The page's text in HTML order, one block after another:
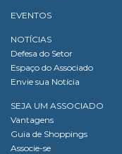
EVENTOS
NOTÍCIAS
Defesa do Setor
Espaço do Associado
Envie sua Notícia
SEJA UM ASSOCIADO
Vantagens
Guia de Shoppings
Associe-se